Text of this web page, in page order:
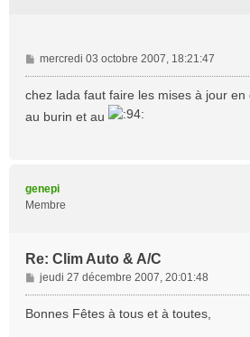
M
e
s
a
mercredi 03 octobre 2007, 18:21:47
chez lada faut faire les mises à jour
au burin et au
genepi
Membre
Re: Clim Auto & A/C
M
e
s
jeudi 27 décembre 2007, 20:01:48
Bonnes Fêtes à tous et à toutes,